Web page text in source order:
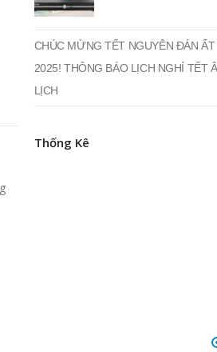
CHÚC MỪNG TẾT NGUYÊN ĐÁN ẤT
2025! THÔNG BÁO LỊCH NGHỈ TẾT
LỊCH
Thống Kê